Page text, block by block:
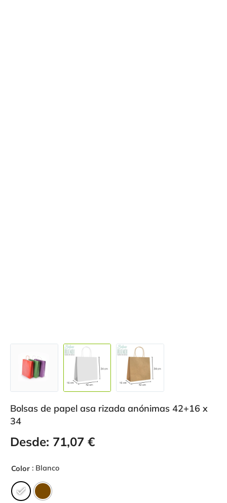
Bolsas de papel asa rizada anónimas 42+16 x
34
Desde: 71,07 €
Color : Blanco